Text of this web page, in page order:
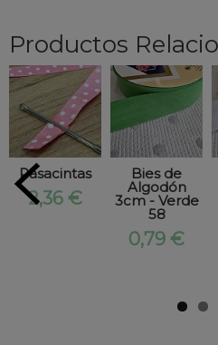
Productos
Pasacintas
2,36 €
Bies de
Algodón
3cm - Verde
58
0,79 €